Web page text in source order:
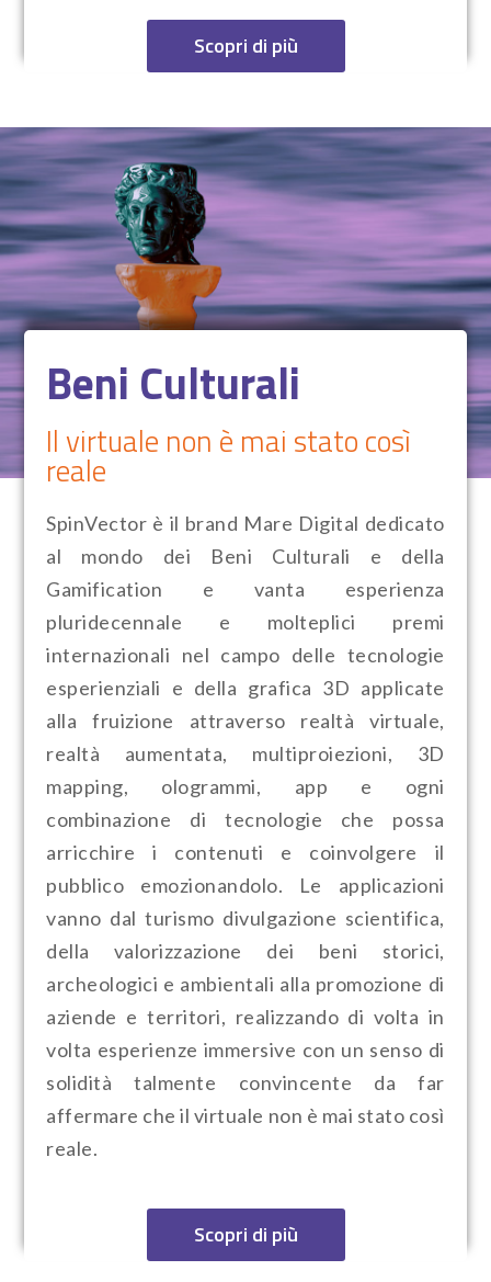
Scopri di più
Beni Culturali
Il virtuale non è mai stato così
reale
SpinVector è il brand Mare Digital dedicato
al mondo dei Beni Culturali e della
Gamification e vanta esperienza
pluridecennale e molteplici premi
internazionali nel campo delle tecnologie
esperienziali e della grafica 3D applicate
alla fruizione attraverso realtà virtuale,
realtà aumentata, multiproiezioni, 3D
mapping, ologrammi, app e ogni
combinazione di tecnologie che possa
arricchire i contenuti e coinvolgere il
pubblico emozionandolo. Le applicazioni
vanno dal turismo divulgazione scientifica,
della valorizzazione dei beni storici,
archeologici e ambientali alla promozione di
aziende e territori, realizzando di volta in
volta esperienze immersive con un senso di
solidità talmente convincente da far
affermare che il virtuale non è mai stato così
reale.
Scopri di più